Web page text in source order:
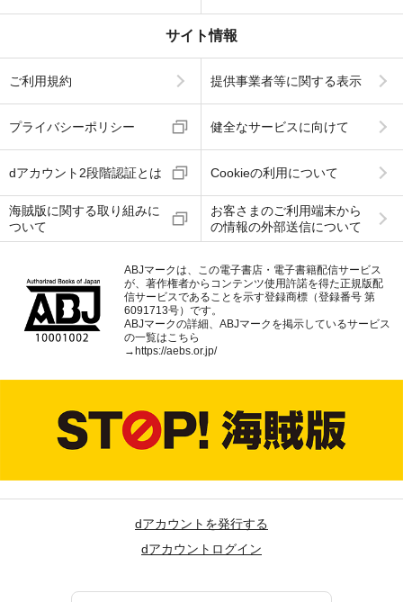
サイト情報
ご利用規約 提供事業者等に関する表示
プライバシーポリシー 健全なサービスに向けて
dアカウント2段階認証とは Cookieの利用について
海賊版に関する取り組みに
ついて
お客さまのご利用端末から
の情報の外部送信について
ABJマークは、この電子書店・電子書籍配信サービス
が、著作権者からコンテンツ使用許諾を得た正規版配
信サービスであることを示す登録商標（登録番号 第
6091713号）です。
ABJマークの詳細、ABJマークを掲示しているサービス
の一覧はこちら
→https://aebs.or.jp/
dアカウントを発行する
dアカウントログイン